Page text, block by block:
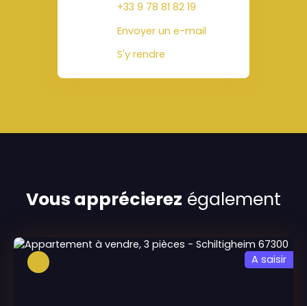
+33 9 78 81 82 19
Envoyer un e-mail
S'y rendre
Vous apprécierez également
A saisir